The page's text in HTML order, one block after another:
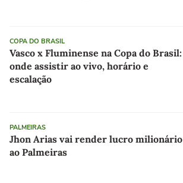
COPA DO BRASIL
Vasco x Fluminense na Copa do Brasil:
onde assistir ao vivo, horário e
escalação
PALMEIRAS
Jhon Arias vai render lucro milionário
ao Palmeiras